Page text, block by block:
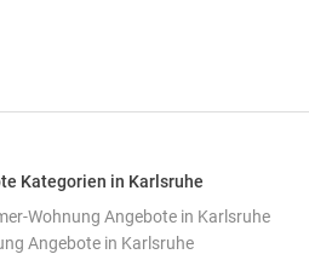
Kategorien in Karlsruhe
Wohnung Angebote in Karlsruhe
Angebote in Karlsruhe